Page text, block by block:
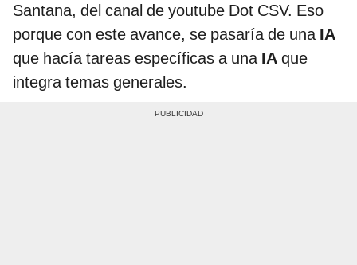
Santana, del canal de youtube Dot CSV. Eso
porque con este avance, se pasaría de una IA
que hacía tareas específicas a una IA que
integra temas generales.